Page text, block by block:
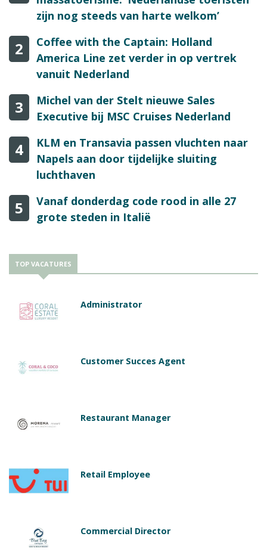
zijn nog steeds van harte welkom’
2
Coffee with the Captain: Holland
America Line zet verder in op vertrek
vanuit Nederland
3
Michel van der Stelt nieuwe Sales
Executive bij MSC Cruises Nederland
4
KLM en Transavia passen vluchten naar
Napels aan door tijdelijke sluiting
luchthaven
5
Vanaf donderdag code rood in alle 27
grote steden in Italië
TOP VACATURES
Administrator
Customer Succes Agent
Restaurant Manager
Retail Employee
Commercial Director